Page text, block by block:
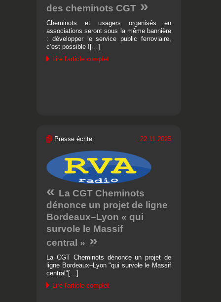
des cheminots CGT
Cheminots et usagers organisés en
associations seront sous la même bannière
: développer le service public ferroviaire,
c’est possible ![…]
Lire l'article complet
Presse écrite 22.11.2025
La CGT Cheminots
dénonce un projet de ligne
Bordeaux–Lyon « qui
survole le Massif
central »
La CGT Cheminots dénonce un projet de
ligne Bordeaux–Lyon "qui survole le Massif
central"[…]
Lire l'article complet